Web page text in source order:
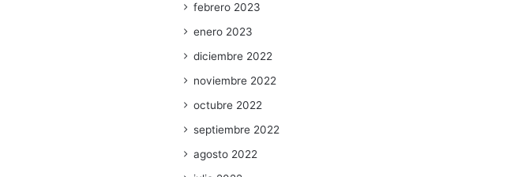
febrero 2023
enero 2023
diciembre 2022
noviembre 2022
octubre 2022
septiembre 2022
agosto 2022